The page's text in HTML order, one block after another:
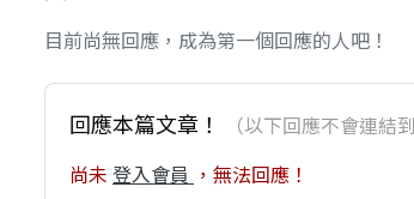
目前尚無回應，成為第一個回應的人吧！
回應本篇文章！ （以下回應不會連結
尚未 登入會員 ，無法回應！